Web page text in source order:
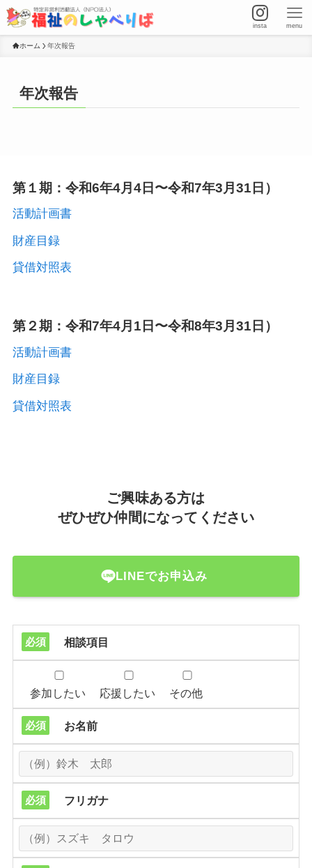
insta menu
ホーム 年次報告
年次報告
第１期：令和6年4月4日〜令和7年3月31日）
活動計画書
財産目録
貸借対照表
第２期：令和7年4月1日〜令和8年3月31日）
活動計画書
財産目録
貸借対照表
ご興味ある方は
ぜひぜひ仲間になってください
LINEでお申込み
必須 相談項目
参加したい 応援したい その他
必須 お名前
必須 フリガナ